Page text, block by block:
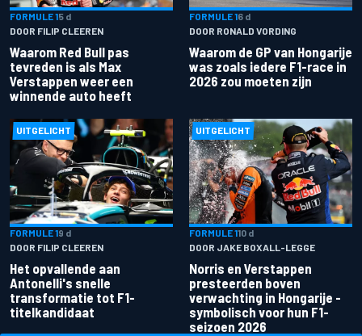
FORMULE 15 d
DOOR FILIP CLEEREN
Waarom Red Bull pas
tevreden is als Max
Verstappen weer een
winnende auto heeft
FORMULE 16 d
DOOR RONALD VORDING
Waarom de GP van Hongarije
was zoals iedere F1-race in
2026 zou moeten zijn
UITGELICHT
FORMULE 19 d
DOOR FILIP CLEEREN
Het opvallende aan
Antonelli's snelle
transformatie tot F1-
titelkandidaat
UITGELICHT
FORMULE 110 d
DOOR JAKE BOXALL-LEGGE
Norris en Verstappen
presteerden boven
verwachting in Hongarije -
symbolisch voor hun F1-
seizoen 2026